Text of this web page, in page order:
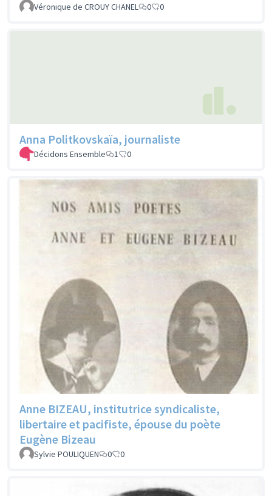
Véronique de CROUY CHANEL 0 0
Anna Politkovskaïa, journaliste
Décidons Ensemble 1 0
Anne BIZEAU, institutrice syndicaliste,
libertaire et pacifiste, épouse du poète
Eugène Bizeau
Sylvie POULIQUEN 0 0